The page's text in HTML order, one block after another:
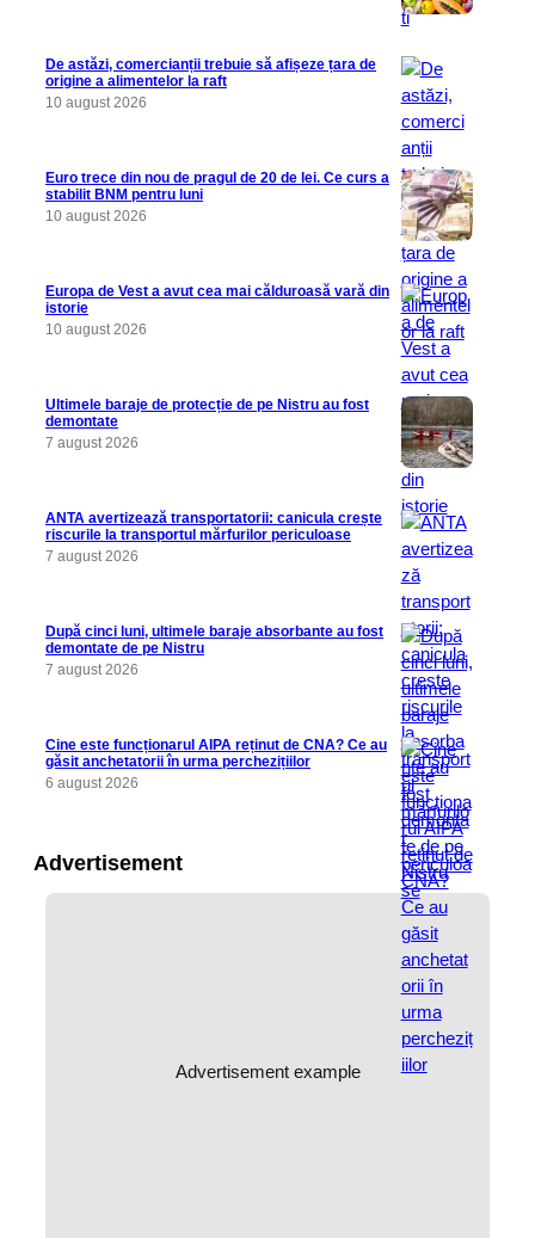
De astăzi, comercianții trebuie să afișeze țara de
origine a alimentelor la raft
10 august 2026
Euro trece din nou de pragul de 20 de lei. Ce curs a
stabilit BNM pentru luni
10 august 2026
Europa de Vest a avut cea mai călduroasă vară din
istorie
10 august 2026
Ultimele baraje de protecție de pe Nistru au fost
demontate
7 august 2026
ANTA avertizează transportatorii: canicula crește
riscurile la transportul mărfurilor periculoase
7 august 2026
După cinci luni, ultimele baraje absorbante au fost
demontate de pe Nistru
7 august 2026
Cine este funcționarul AIPA reținut de CNA? Ce au
găsit anchetatorii în urma perchezițiilor
6 august 2026
Advertisement
Advertisement example